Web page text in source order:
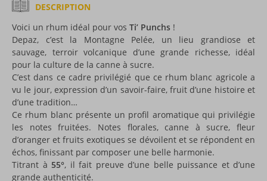
DESCRIPTION
Voici un rhum idéal pour vos Ti’ Punchs !
Depaz, c’est la Montagne Pelée, un lieu grandiose et
sauvage, terroir volcanique d’une grande richesse, idéal
pour la culture de la canne à sucre.
C’est dans ce cadre privilégié que ce rhum blanc agricole a
vu le jour, expression d’un savoir-faire, fruit d’une histoire et
d’une tradition…
Ce rhum blanc présente un profil aromatique qui privilégie
les notes fruitées. Notes florales, canne à sucre, fleur
d’oranger et fruits exotiques se dévoilent et se répondent en
échos, finissant par composer une belle harmonie.
Titrant à 55°, il fait preuve d’une belle puissance et d’une
grande authenticité.